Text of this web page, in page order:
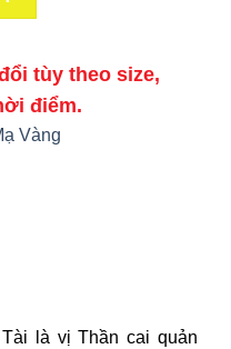
tùy theo size,
điểm.
Vàng
là vị Thần cai quản